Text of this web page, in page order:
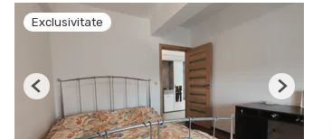
Exclusivitate
Previous Next